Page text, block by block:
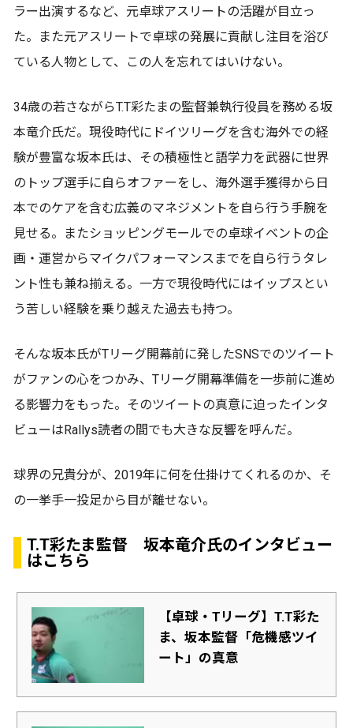
ラー出演するなど、元卓球アスリートの活躍が目立っ
た。また元アスリートで卓球の発展に貢献し注目を浴び
ている人物として、この人を忘れてはいけない。
34歳の若さながらT.T彩たまの監督兼執行役員を務める坂
本竜介氏だ。現役時代にドイツリーグを含む海外での経
験が豊富な坂本氏は、その積極性と語学力を武器に世界
のトップ選手に自らオファーをし、海外選手獲得から日
本でのケアを含む広義のマネジメントを自ら行う手腕を
見せる。またショッピングモールでの卓球イベントの企
画・運営からマイクパフォーマンスまでを自ら行うタレ
ント性も兼ね揃える。一方で現役時代にはイップスとい
う苦しい経験を乗り越えた過去も持つ。
そんな坂本氏がTリーグ開幕前に発したSNSでのツイート
がファンの心をつかみ、Tリーグ開幕準備を一歩前に進め
る影響力をもった。そのツイートの真意に迫ったインタ
ビューはRallys読者の間でも大きな反響を呼んだ。
球界の兄貴分が、2019年に何を仕掛けてくれるのか、そ
の一挙手一投足から目が離せない。
T.T彩たま監督 坂本竜介氏のインタビュー
はこちら
【卓球・Tリーグ】T.T彩た
ま、坂本監督「危機感ツイ
ート」の真意